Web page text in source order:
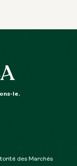
le.
des Marchés